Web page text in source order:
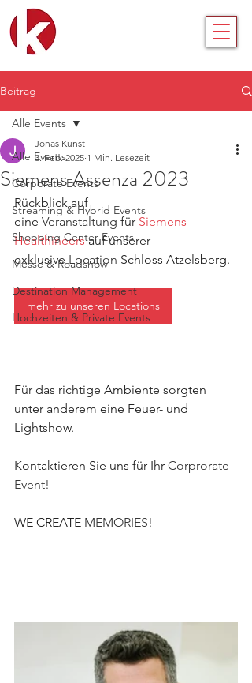
Beitrag
Alle Events
Corporate Events
Streaming & Hybrid Events
Shopping Center Events
Messe & Roadshow
Destination Management
Hochzeiten & Private Events
Alle Events
Siemens Assenza 2023
Jonas Kunst
3. Feb. 2025 1 Min. Lesezeit
Rückblick auf
eine Veranstaltung für Siemens
Healthineers auf unserer
exklusive Location Schloss Atzelsberg.
mehr zu unseren Locations
Für das richtige Ambiente sorgten
unter anderem eine Feuer- und
Lightshow.
Kontaktieren Sie uns für Ihr Corprorate
Event!
WE CREATE MEMORIES!